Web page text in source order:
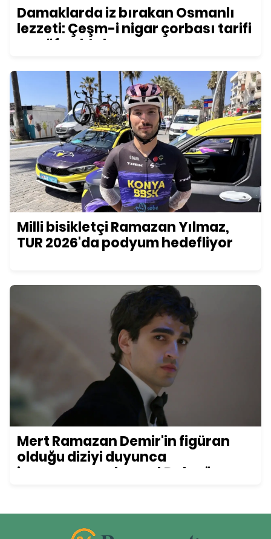
Damaklarda iz bırakan Osmanlı
lezzeti: Çeşm-i nigar çorbası tarifi
ve püf noktaları
Milli bisikletçi Ramazan Yılmaz,
TUR 2026'da podyum hedefliyor
Mert Ramazan Demir'in figüran
olduğu diziyi duyunca
inanamayacaksınız! Daha önce